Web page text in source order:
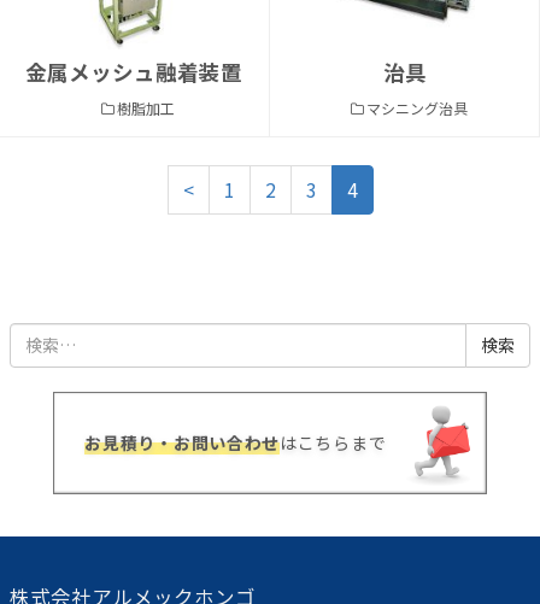
金属メッシュ融着装置
樹脂加工
治具
マシニング治具
< 1 2 3 4
検
索:
お見積り・お問い合わせはこちらまで
株式会社アルメックホンゴ